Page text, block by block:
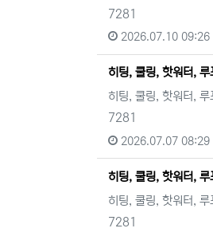
7281
2026.07.10 09:26
히팅, 쿨링, 핫워터,
히팅, 쿨링, 핫워터,
7281
2026.07.07 08:29
히팅, 쿨링, 핫워터,
히팅, 쿨링, 핫워터,
7281